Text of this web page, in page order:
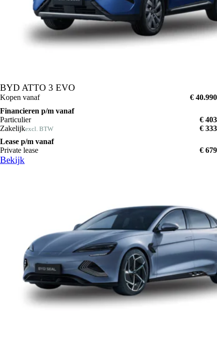
BYD ATTO 3 EVO
Kopen vanaf
€ 40.990
Financieren p/m vanaf
Particulier
€ 403
Zakelijkexcl. BTW
€ 333
Lease p/m vanaf
Private lease
€ 679
Bekijk